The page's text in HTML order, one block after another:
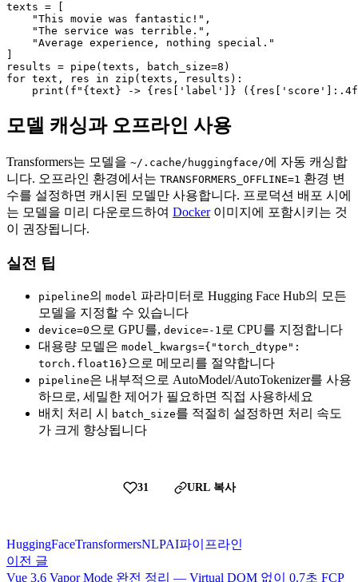
texts = [
    "This movie was fantastic!",
    "The service was terrible.",
    "Average experience, nothing special."
results = pipe(texts, batch_size=8)
for text, res in zip(texts, results):
print(f"{text} -> {res['label']}
모델 캐싱과 오프라인 사용
Transformers는 모델을 ~/.cache/huggingface/에 자동 캐싱합
니다. 오프라인 환경에서는 TRANSFORMERS_OFFLINE=1 환경 변
수를 설정하면 캐시된 모델만 사용합니다. 프로덕션 배포 시에
는 모델을 미리 다운로드하여 Docker이미지에 포함시키는 것
이 권장됩니다.
실전 팁
pipeline의 model 파라미터로 Hugging Face Hub의 모든
모델을 지정할 수 있습니다
device=0 으로 GPU를, device=-1 로 CPU를 지정합니다
대용량 모델은 model_kwargs={"torch_dtype":
torch.float16} 으로 메모리를 절약합니다
pipeline은 내부적으로 AutoModel/AutoTokenizer를 사용
하므로, 세밀한 제어가 필요하면 직접 사용하세요
배치 처리 시
batch_size를 적절히 설정하면 처리 속도
가 크게 향상됩니다
31 URL 복사
HuggingFaceTransformersNLPAI파이프라인
이전 글
Vue 3.6 Vapor Mode 완전 정리 — Virtual DOM 없이 0.7초 FCP